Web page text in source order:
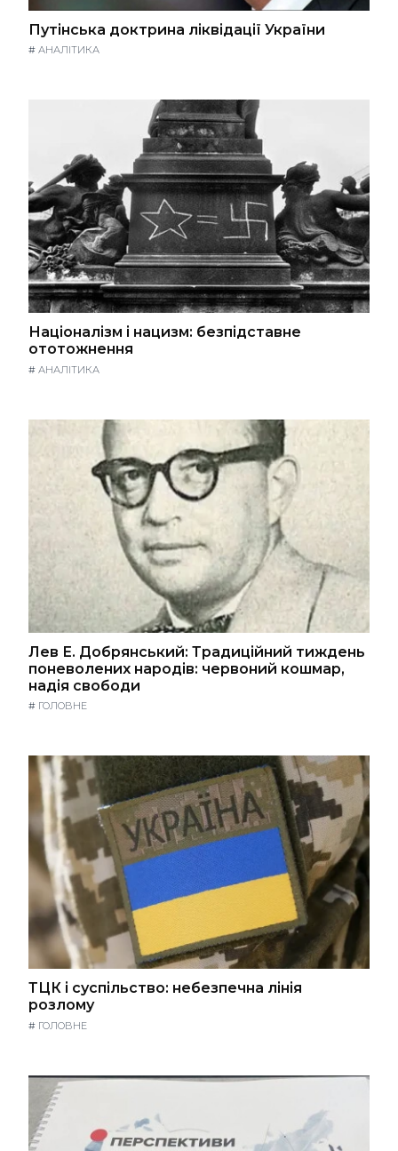
Путінська доктрина ліквідації України
# АНАЛІТИКА
Націоналізм і нацизм: безпідставне
ототожнення
# АНАЛІТИКА
Лев Е. Добрянський: Традиційний тиждень
поневолених народів: червоний кошмар,
надія свободи
# ГОЛОВНЕ
ТЦК і суспільство: небезпечна лінія
розлому
# ГОЛОВНЕ